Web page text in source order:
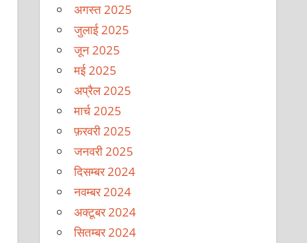
अगस्त 2025
जुलाई 2025
जून 2025
मई 2025
अप्रैल 2025
मार्च 2025
फ़रवरी 2025
जनवरी 2025
दिसम्बर 2024
नवम्बर 2024
अक्टूबर 2024
सितम्बर 2024